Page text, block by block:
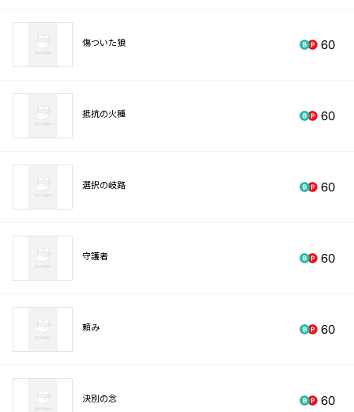
傷ついた狼 60
抵抗の火種 60
選択の岐路 60
守護者 60
頼み 60
決別の念 60